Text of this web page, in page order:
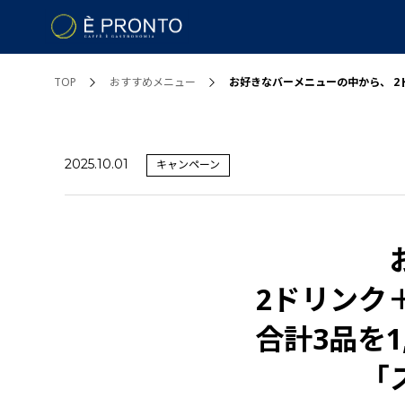
TOP おすすめメニュー お好きなバーメニューの中から、
2025.10.01 キャンペーン
2ドリンク
合計3品を